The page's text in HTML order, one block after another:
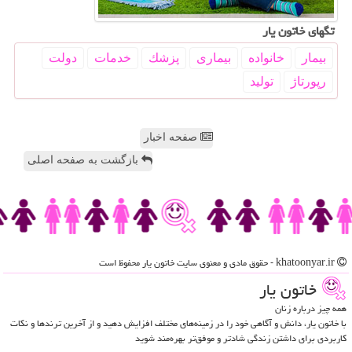
تگهای خاتون یار
بیمار خانواده بیماری پزشك خدمات
دولت
رپورتاژ
تولید
صفحه اخبار
بازگشت به صفحه اصلی
خاتون یار
همه چیز درباره زنان
با خاتون یار، دانش و آگاهی خود را در زمینه‌های مختلف افزایش دهید و از آخرین ترندها و نکات
کاربردی برای داشتن زندگی شادتر و موفق‌تر بهره‌مند شوید